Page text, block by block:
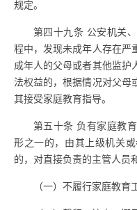
规定。
第四十九条 公安机关
程中，发现未成年人存在严
成年人的父母或者其他监护
法权益的，根据情况对父母
其接受家庭教育指导。
第五十条 负有家庭教
形之一的，由其上级机关
的，对直接负责的主管人员
（一）不履行家庭教育